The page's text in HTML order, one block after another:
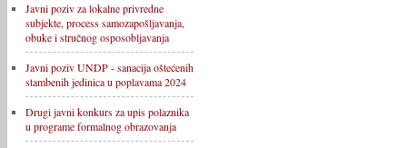
Javni poziv za lokalne privredne
subjekte, process samozapošljavanja,
obuke i stručnog osposobljavanja
Javni poziv UNDP - sanacija oštećenih
stambenih jedinica u poplavama 2024
Drugi javni konkurs za upis polaznika
u programe formalnog obrazovanja